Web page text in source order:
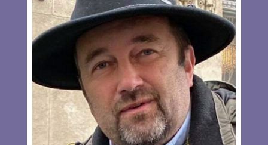
trei țări partenere și de Arabia Saudită. A fost folosit în
Războiul din Golf, în Bosnia, Kosovo, Irak, Libia,
Afganistan, Yemen și Siria.
Read more…
4 COMMENTS